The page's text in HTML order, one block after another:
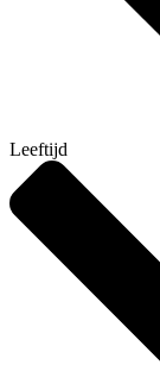
Leeftijd